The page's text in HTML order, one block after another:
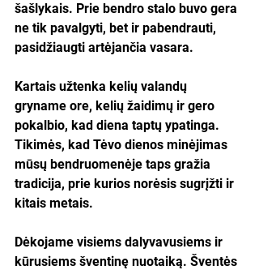
šašlykais. Prie bendro stalo buvo gera
ne tik pavalgyti, bet ir pabendrauti,
pasidžiaugti artėjančia vasara.
Kartais užtenka kelių valandų
gryname ore, kelių žaidimų ir gero
pokalbio, kad diena taptų ypatinga.
Tikimės, kad Tėvo dienos minėjimas
mūsų bendruomenėje taps gražia
tradicija, prie kurios norėsis sugrįžti ir
kitais metais.
Dėkojame visiems dalyvavusiems ir
kūrusiems šventinę nuotaiką. Šventės